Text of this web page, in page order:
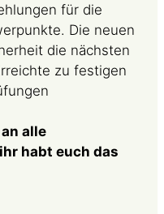
für die
Die neuen
die nächsten
zu festigen
alle
habt euch das